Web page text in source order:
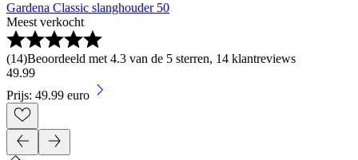
Gardena Classic slanghouder 50
Meest verkocht
(14)Beoordeeld met 4.3 van de 5 sterren, 14 klantreviews
49.99
Prijs: 49.99 euro